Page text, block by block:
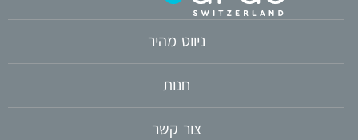
ניווט מהיר
חנות
צור קשר